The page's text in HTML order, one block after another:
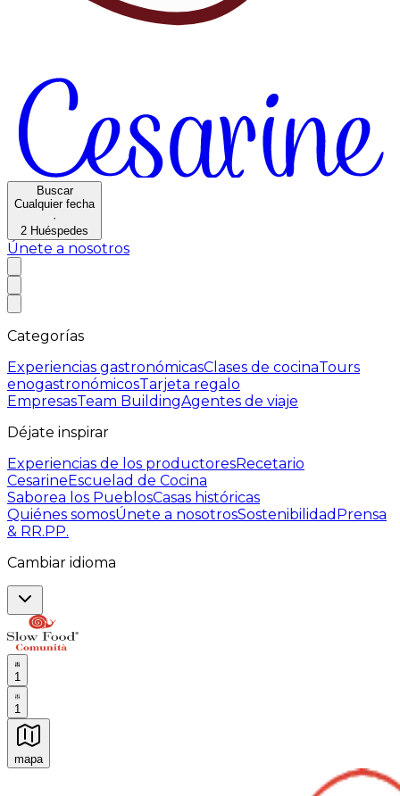
Buscar
Cualquier fecha
·
2 Huéspedes
Únete a nosotros
Categorías
Experiencias gastronómicasClases de cocinaTours
enogastronómicosTarjeta regalo
EmpresasTeam BuildingAgentes de viaje
Déjate inspirar
Experiencias de los productoresRecetario
CesarineEscuelad de Cocina
Saborea los PueblosCasas históricas
Quiénes somosÚnete a nosotrosSostenibilidad Prensa
& RR.PP.
Cambiar idioma
1
1
mapa
Experiencias culinarias inolvidables: Experiencias